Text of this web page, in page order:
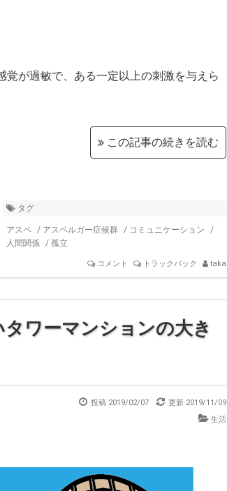
が過敏で、 ある一定以上の刺激を与えら
この記事の続きを読む
タグ
アスペ / アスペルガー症候群 / コミュニケーション
/
人間関係 / 孤立
コメント トラックバック taka
ワーマンションの大き
投稿 2019/02/07 更新 2019/11/09
生活